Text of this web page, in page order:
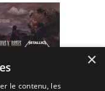
×
le contenu, les